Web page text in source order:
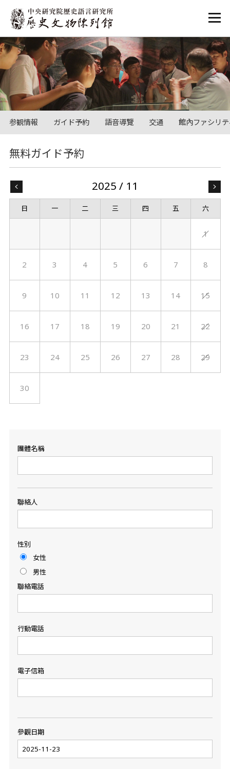
:::
参観情報 ガイド予約 語音導覽 交通 館內ファシリ
無料ガイド予約
2025 / 11
日 一 二 三 四 五 六
1
2 3 4 5 6 7 8
9 10 11 12 13 14 15
16 17 18 19 20 21 22
23 24 25 26 27 28 29
30
團體名稱
聯絡人
性別
女性
男性
聯絡電話
行動電話
電子信箱
參觀日期